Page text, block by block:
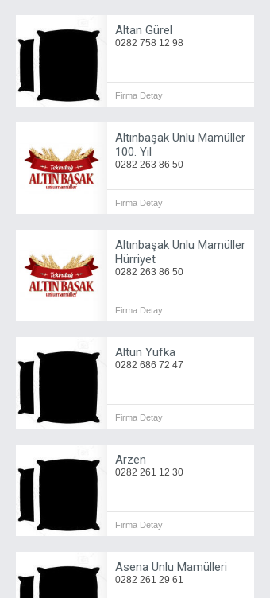
Altan Gürel
0282 758 12 98
Firma Detay
Altınbaşak Unlu Mamüller
100. Yıl
0282 263 86 50
Firma Detay
Altınbaşak Unlu Mamüller
Hürriyet
0282 263 86 50
Firma Detay
Altun Yufka
0282 686 72 47
Firma Detay
Arzen
0282 261 12 30
Firma Detay
Asena Unlu Mamülleri
0282 261 29 61